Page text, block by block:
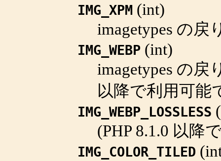
IMG_XPM (int)
imagetypes の戻
IMG_WEBP (int)
imagetypes の戻
以降で利用可能
IMG_WEBP_LOSSLESS (
(PHP 8.1.0 以降
IMG_COLOR_TILED (